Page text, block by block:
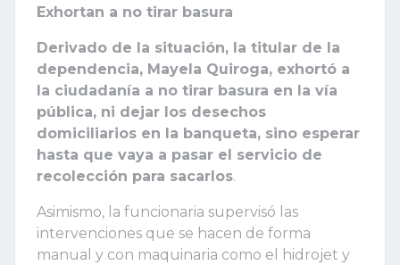
Exhortan a no tirar basura
Derivado de la situación, la titular de la
dependencia, Mayela Quiroga, exhortó a
la ciudadanía a no tirar basura en la vía
pública, ni dejar los desechos
domiciliarios en la banqueta, sino esperar
hasta que vaya a pasar el servicio de
recolección para sacarlos.
Asimismo, la funcionaria supervisó las
intervenciones que se hacen de forma
manual y con maquinaria como el hidrojet y